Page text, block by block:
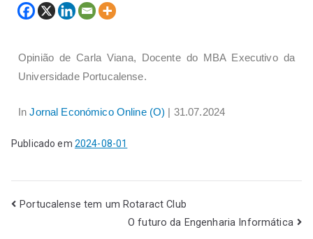
Opinião de Carla Viana, Docente do MBA Executivo da
Universidade Portucalense.
InJornal Económico Online (O) | 31.07.2024
Publicado em 2024-08-01
Portucalense tem um Rotaract Club
O futuro da Engenharia Informática